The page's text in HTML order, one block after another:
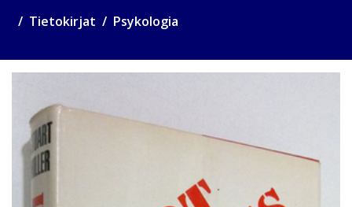
Tietokirjat Psykologia